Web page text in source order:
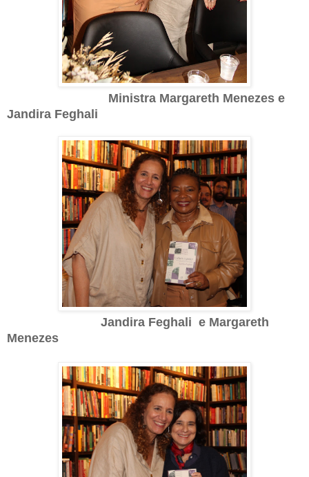
Ministra Margareth Menezes e
Jandira Feghali
Jandira Feghali e Margareth
Menezes